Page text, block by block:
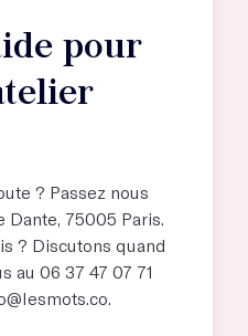
pour
? Passez nous
Dante, 75005 Paris.
? Discutons quand
au 06 37 47 07 71
.